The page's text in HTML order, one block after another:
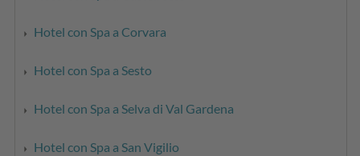
Hotel con Spa a Corvara
Hotel con Spa a Sesto
Hotel con Spa a Selva di Val Gardena
Hotel con Spa a San Vigilio